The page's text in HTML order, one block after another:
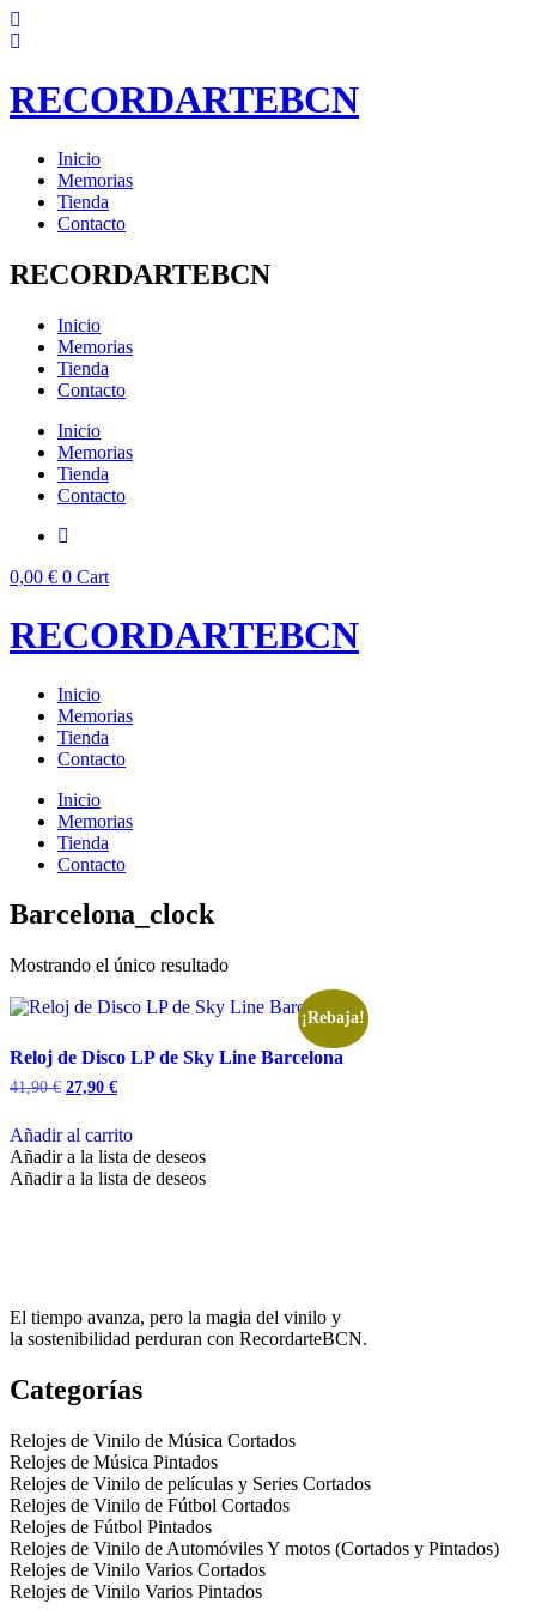
Ir
al
RECORDARTEBCN
Inicio
Memorias
Tienda
Contacto
RECORDARTEBCN
Inicio
Memorias
Tienda
Contacto
Inicio
Memorias
Tienda
Contacto
0,00 € 0 Cart
RECORDARTEBCN
Inicio
Memorias
Tienda
Contacto
Inicio
Memorias
Tienda
Contacto
Barcelona_clock
Mostrando el único resultado
¡Rebaja!
Reloj de Disco LP de Sky Line Barcelona
41,90€ El
original
era:
41,90 €.
27,90 €El
actual
es:
27,90 €.
Añadir al carrito
Añadir a la lista de deseos
Añadir a la lista de deseos
El tiempo avanza, pero la magia del vinilo y
la sostenibilidad perduran con RecordarteBCN.
Categorías
Relojes de Vinilo de Música Cortados
Relojes de Música Pintados
Relojes de Vinilo de películas y Series Cortados
Relojes de Vinilo de Fútbol Cortados
Relojes de Fútbol Pintados
Relojes de Vinilo de Automóviles Y motos (Cortados y Pintados)
Relojes de Vinilo Varios Cortados
Relojes de Vinilo Varios Pintados